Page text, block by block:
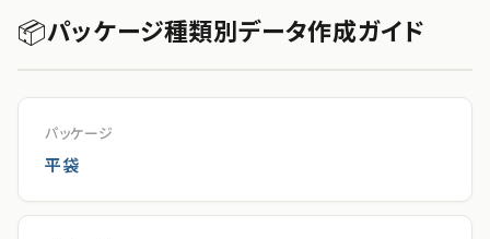
📦パッケージ種類別データ作成ガイド
パッケージ
平袋